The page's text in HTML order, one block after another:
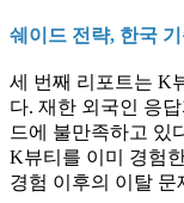
쉐이드 전략, 한국
세 번째 리포트는 K
다. 재한 외국인 응
드에 불만족하고 있
K뷰티를 이미 경험
경험 이후의 이탈 문